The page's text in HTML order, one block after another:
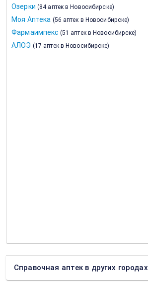
Озерки (84 аптек в Новосибирске)
Моя Аптека (56 аптек в Новосибирске)
Фармаимпекс (51 аптек в Новосибирске)
АЛОЭ (17 аптек в Новосибирске)
Справочная аптек в других городах